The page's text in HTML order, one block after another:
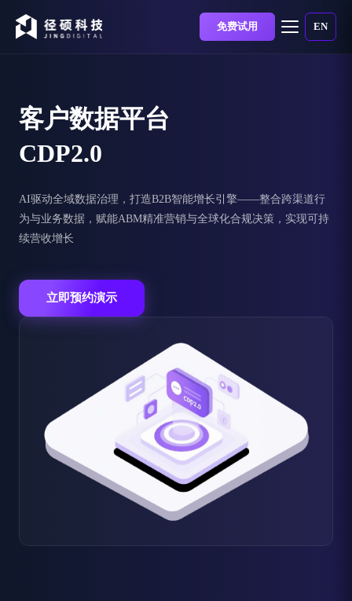
免费试用 EN
客户数据平台
CDP2.0
AI驱动全域数据治理，打造B2B智能增长引擎——整合跨渠道行
为与业务数据，赋能ABM精准营销与全球化合规决策，实现可持
续营收增长
立即预约演示